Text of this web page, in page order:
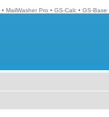
• MailWasher Pro • GS-Calc • GS-Base